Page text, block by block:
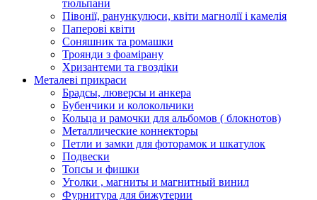
тюльпани
Півонії, ранункулюси, квіти магнолії і камелія
Паперові квіти
Соняшник та ромашки
Троянди з фоамірану
Хризантеми та гвоздіки
Металеві прикраси
Брадсы, люверсы и анкера
Бубенчики и колокольчики
Кольца и рамочки для альбомов ( блокнотов)
Металлические коннекторы
Петли и замки для фоторамок и шкатулок
Подвески
Топсы и фишки
Уголки , магниты и магнитный винил
Фурнитура для бижутерии